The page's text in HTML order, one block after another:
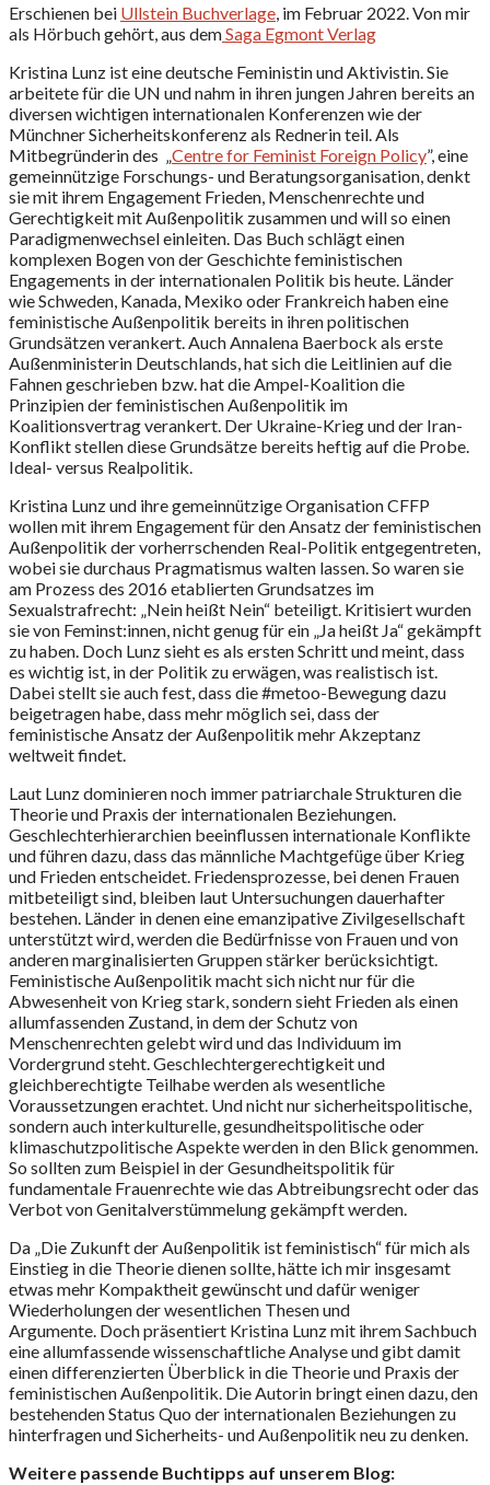
Erschienen bei Ullstein Buchverlage, im Februar 2022. Von mir
als Hörbuch gehört, aus demSaga Egmont Verlag
Kristina Lunz ist eine deutsche Feministin und Aktivistin. Sie
arbeitete für die UN und nahm in ihren jungen Jahren bereits an
diversen wichtigen internationalen Konferenzen wie der
Münchner Sicherheitskonferenz als Rednerin teil. Als
Mitbegründerin des „Centre for Feminist Foreign Policy”, eine
gemeinnützige Forschungs- und Beratungsorganisation, denkt
sie mit ihrem Engagement Frieden, Menschenrechte und
Gerechtigkeit mit Außenpolitik zusammen und will so einen
Paradigmenwechsel einleiten. Das Buch schlägt einen
komplexen Bogen von der Geschichte feministischen
Engagements in der internationalen Politik bis heute. Länder
wie Schweden, Kanada, Mexiko oder Frankreich haben eine
feministische Außenpolitik bereits in ihren politischen
Grundsätzen verankert. Auch Annalena Baerbock als erste
Außenministerin Deutschlands, hat sich die Leitlinien auf die
Fahnen geschrieben bzw. hat die Ampel-Koalition die
Prinzipien der feministischen Außenpolitik im
Koalitionsvertrag verankert. Der Ukraine-Krieg und der Iran-
Konflikt stellen diese Grundsätze bereits heftig auf die Probe.
Ideal- versus Realpolitik.
Kristina Lunz und ihre gemeinnützige Organisation CFFP
wollen mit ihrem Engagement für den Ansatz der feministischen
Außenpolitik der vorherrschenden Real-Politik entgegentreten,
wobei sie durchaus Pragmatismus walten lassen. So waren sie
am Prozess des 2016 etablierten Grundsatzes im
Sexualstrafrecht: „Nein heißt Nein“ beteiligt. Kritisiert wurden
sie von Feminst:innen, nicht genug für ein „Ja heißt Ja“ gekämpft
zu haben. Doch Lunz sieht es als ersten Schritt und meint, dass
es wichtig ist, in der Politik zu erwägen, was realistisch ist.
Dabei stellt sie auch fest, dass die #metoo-Bewegung dazu
beigetragen habe, dass mehr möglich sei, dass der
feministische Ansatz der Außenpolitik mehr Akzeptanz
weltweit findet.
Laut Lunz dominieren noch immer patriarchale Strukturen die
Theorie und Praxis der internationalen Beziehungen.
Geschlechterhierarchien beeinflussen internationale Konflikte
und führen dazu, dass das männliche Machtgefüge über Krieg
und Frieden entscheidet. Friedensprozesse, bei denen Frauen
mitbeteiligt sind, bleiben laut Untersuchungen dauerhafter
bestehen. Länder in denen eine emanzipative Zivilgesellschaft
unterstützt wird, werden die Bedürfnisse von Frauen und von
anderen marginalisierten Gruppen stärker berücksichtigt.
Feministische Außenpolitik macht sich nicht nur für die
Abwesenheit von Krieg stark, sondern sieht Frieden als einen
allumfassenden Zustand, in dem der Schutz von
Menschenrechten gelebt wird und das Individuum im
Vordergrund steht. Geschlechtergerechtigkeit und
gleichberechtigte Teilhabe werden als wesentliche
Voraussetzungen erachtet. Und nicht nur sicherheitspolitische,
sondern auch interkulturelle, gesundheitspolitische oder
klimaschutzpolitische Aspekte werden in den Blick genommen.
So sollten zum Beispiel in der Gesundheitspolitik für
fundamentale Frauenrechte wie das Abtreibungsrecht oder das
Verbot von Genitalverstümmelung gekämpft werden.
Da „Die Zukunft der Außenpolitik ist feministisch“ für mich als
Einstieg in die Theorie dienen sollte, hätte ich mir insgesamt
etwas mehr Kompaktheit gewünscht und dafür weniger
Wiederholungen der wesentlichen Thesen und
Argumente. Doch präsentiert Kristina Lunz mit ihrem Sachbuch
eine allumfassende wissenschaftliche Analyse und gibt damit
einen differenzierten Überblick in die Theorie und Praxis der
feministischen Außenpolitik. Die Autorin bringt einen dazu, den
bestehenden Status Quo der internationalen Beziehungen zu
hinterfragen und Sicherheits- und Außenpolitik neu zu denken.
Weitere passende Buchtipps auf unserem Blog: